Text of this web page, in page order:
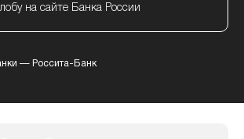
на сайте Банка России
— Россита-Банк